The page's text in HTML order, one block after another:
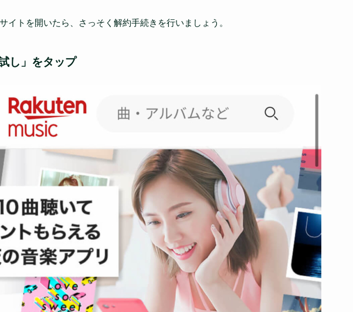
イトを開いたら、さっそく解約手続きを行いましょう。
し」をタップ